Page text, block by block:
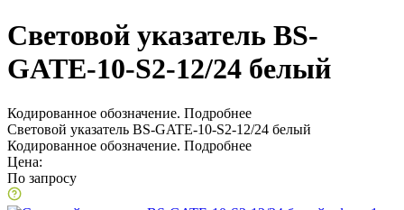
Световой указатель BS-
GATE-10-S2-12/24 белый
Кодированное обозначение. Подробнее
Световой указатель BS-GATE-10-S2-12/24 белый
Кодированное обозначение. Подробнее
Цена:
По запросу